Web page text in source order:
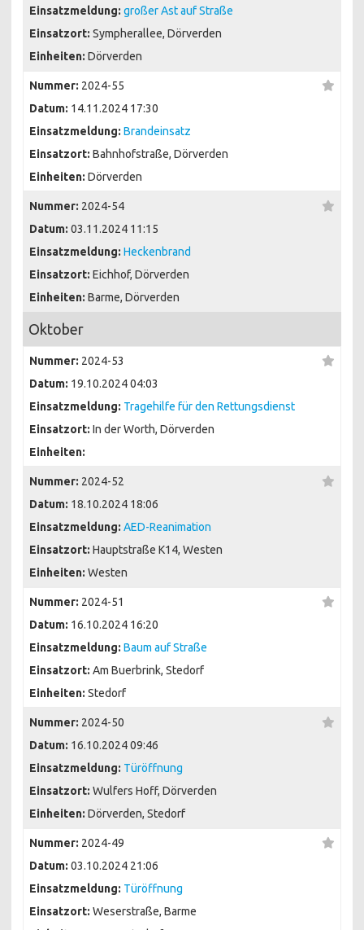
Einsatzmeldung: großer Ast auf Straße
Einsatzort: Sympherallee, Dörverden
Einheiten: Dörverden
Nummer: 2024-55
Datum: 14.11.2024 17:30
Einsatzmeldung: Brandeinsatz
Einsatzort: Bahnhofstraße, Dörverden
Einheiten: Dörverden
Nummer: 2024-54
Datum: 03.11.2024 11:15
Einsatzmeldung: Heckenbrand
Einsatzort: Eichhof, Dörverden
Einheiten: Barme, Dörverden
Oktober
Nummer: 2024-53
Datum: 19.10.2024 04:03
Einsatzmeldung: Tragehilfe für den Rettungsdienst
Einsatzort: In der Worth, Dörverden
Einheiten:
Nummer: 2024-52
Datum: 18.10.2024 18:06
Einsatzmeldung: AED-Reanimation
Einsatzort: Hauptstraße K14, Westen
Einheiten: Westen
Nummer: 2024-51
Datum: 16.10.2024 16:20
Einsatzmeldung: Baum auf Straße
Einsatzort: Am Buerbrink, Stedorf
Einheiten: Stedorf
Nummer: 2024-50
Datum: 16.10.2024 09:46
Einsatzmeldung: Türöffnung
Einsatzort: Wulfers Hoff, Dörverden
Einheiten: Dörverden, Stedorf
Nummer: 2024-49
Datum: 03.10.2024 21:06
Einsatzmeldung: Türöffnung
Einsatzort: Weserstraße, Barme